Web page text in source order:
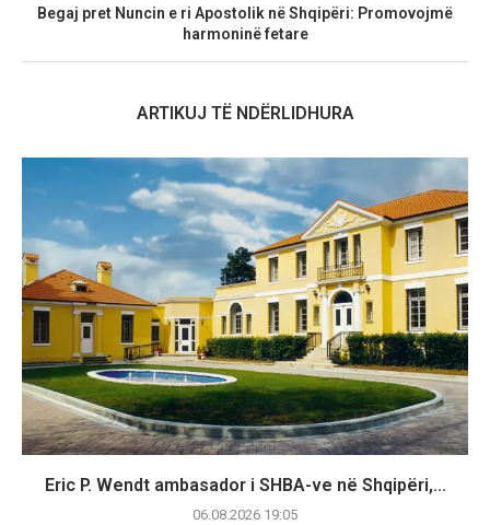
Begaj pret Nuncin e ri Apostolik në Shqipëri: Promovojmë
harmoninë fetare
ARTIKUJ TË NDËRLIDHURA
Eric P. Wendt ambasador i SHBA-ve në Shqipëri,...
06.08.2026 19:05